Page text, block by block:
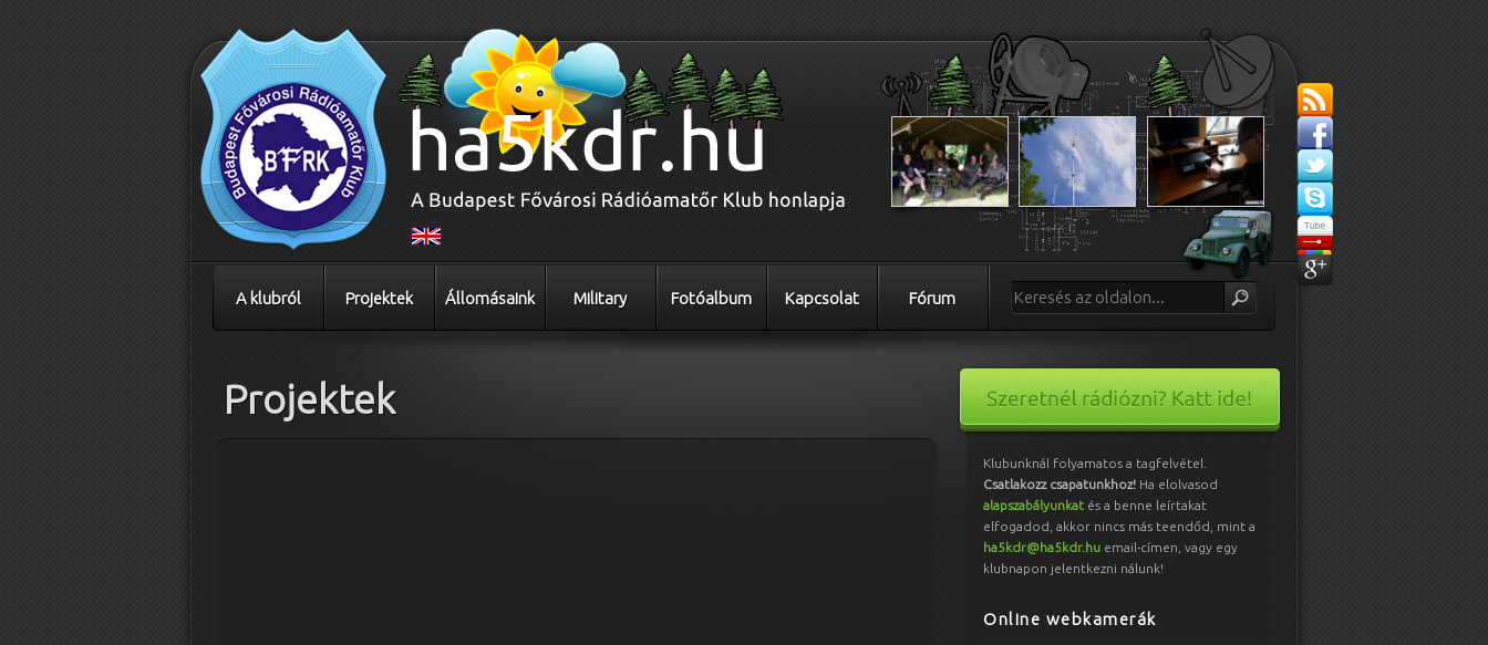
A klubról Projektek Állomásaink Military Fotóalbum Kapcsolat Fórum
Projektek
Klubunknál folyamatos a tagfelvétel.
Csatlakozz csapatunkhoz! Ha elolvasod
alapszabályunkat és a benne leírtakat
elfogadod, akkor nincs más teendőd, mint a
ha5kdr@ha5kdr.hu email-címen, vagy egy
klubnapon jelentkezni nálunk!
Online webkamerák